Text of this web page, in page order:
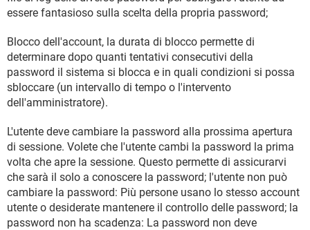
essere fantasioso sulla scelta della propria password;
Blocco dell'account, la durata di blocco permette di
determinare dopo quanti tentativi consecutivi della
password il sistema si blocca e in quali condizioni si possa
sbloccare (un intervallo di tempo o l'intervento
dell'amministratore).
L'utente deve cambiare la password alla prossima apertura
di sessione. Volete che l'utente cambi la password la prima
volta che apre la sessione. Questo permette di assicurarvi
che sarà il solo a conoscere la password; l'utente non può
cambiare la password: Più persone usano lo stesso account
utente o desiderate mantenere il controllo delle password; la
password non ha scadenza: La password non deve